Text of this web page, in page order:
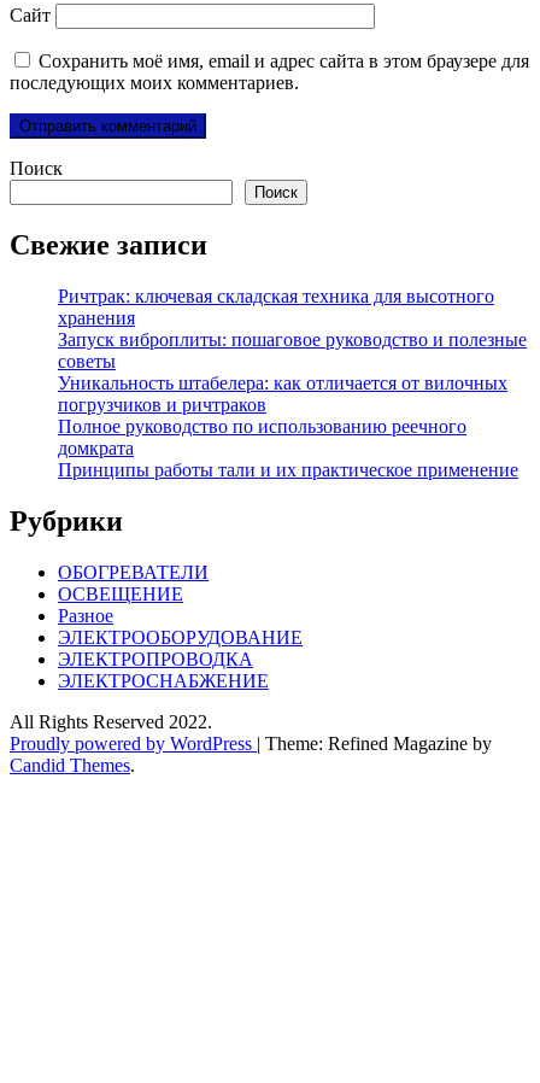
Сайт
Сохранить моё имя, email и адрес сайта в этом браузере для
последующих моих комментариев.
Поиск
Поиск
Свежие записи
Ричтрак: ключевая складская техника для высотного
хранения
Запуск виброплиты: пошаговое руководство и полезные
советы
Уникальность штабелера: как отличается от вилочных
погрузчиков и ричтраков
Полное руководство по использованию реечного
домкрата
Принципы работы тали и их практическое применение
Рубрики
ОБОГРЕВАТЕЛИ
ОСВЕЩЕНИЕ
Разное
ЭЛЕКТРООБОРУДОВАНИЕ
ЭЛЕКТРОПРОВОДКА
ЭЛЕКТРОСНАБЖЕНИЕ
All Rights Reserved 2022.
Proudly powered by WordPress | Theme: Refined Magazine by
Candid Themes.